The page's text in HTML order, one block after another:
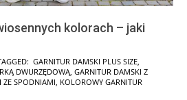
kolorach – jaki
GARNITUR DAMSKI PLUS SIZE,
DWURZĘDOWĄ, GARNITUR DAMSKI Z
ZE SPODNIAMI, KOLOROWY GARNITUR